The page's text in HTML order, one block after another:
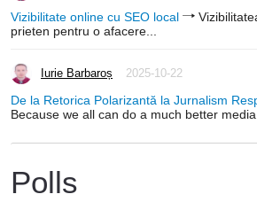
Vizibilitate online cu SEO local
prieten pentru o afacere...
Iurie Barbaroș 2025-10-22
De la Retorica Polarizantă la Jurnalism
Because we all can do a much better
Polls